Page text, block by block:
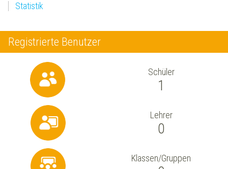
Statistik
Registrierte Benutzer
Schüler
1
Lehrer
0
Klassen/Gruppen